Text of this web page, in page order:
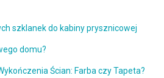
szklanek do kabiny prysznicowej
domu?
Ścian: Farba czy Tapeta?